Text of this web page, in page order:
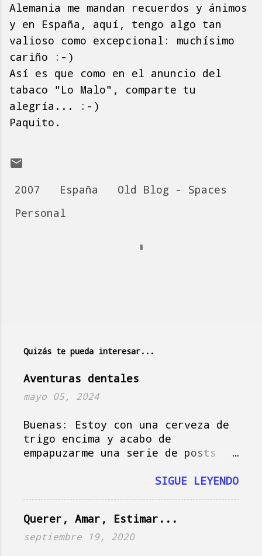
Alemania me mandan recuerdos y ánimos
y en España, aquí, tengo algo tan
valioso como excepcional: muchísimo
cariño :-)
Así es que como en el anuncio del
tabaco "Lo Malo", comparte tu
alegría... :-)
Paquito.
2007 España
Old Blog - Spaces
Personal
r
i
Quizás te pueda interesar...
Aventuras dentales
mayo 05, 2024
Buenas: Estoy con una cerveza de
trigo encima y acabo de
empapuzarme una serie de posts
como musa del blog, así que vamos
Imagínate la escena: es domingo
en Holanda, es soleado, la tele
SIGUE LEYENDO
Querer, Amar, Estimar...
septiembre 19, 2020